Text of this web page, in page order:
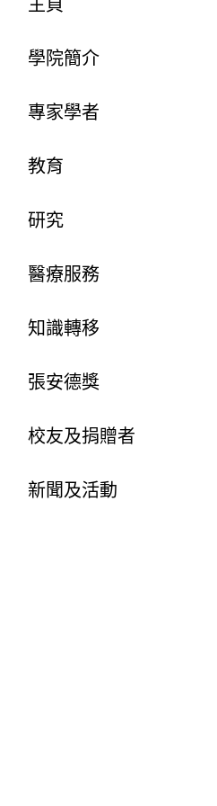
學院簡介
專家學者
教育
研究
醫療服務
知識轉移
張安德獎
校友及捐贈者
新聞及活動